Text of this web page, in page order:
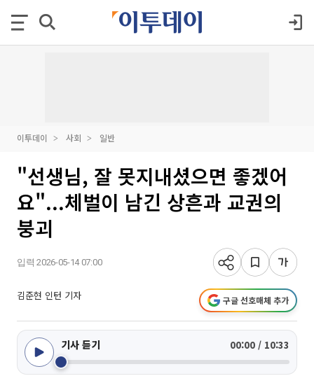
이투데이 사회 일반
"선생님, 잘 못지내셨으면 좋겠어
요"...체벌이 남긴 상흔과 교권의
붕괴
입력 2026-05-14 07:00
김준현 인턴 기자 구글 선호매체 추가
기사 듣기 00:00 / 10:33